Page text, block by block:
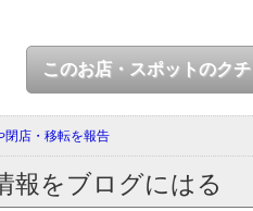
このお店・スポットのク
閉店・移転を報告
報をブログにはる